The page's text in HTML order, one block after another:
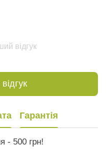
відгук
Гарантія
- 500 грн!